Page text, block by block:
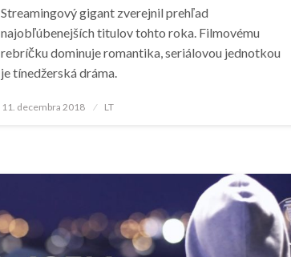
Streamingový gigant zverejnil prehľad
najobľúbenejších titulov tohto roka. Filmovému
rebríčku dominuje romantika, seriálovou jednotkou
je tínedžerská dráma.
Posted
11. decembra 2018 LT